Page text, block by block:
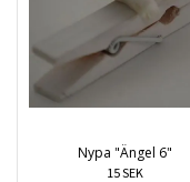
Nypa "Ängel 6"
15 SEK